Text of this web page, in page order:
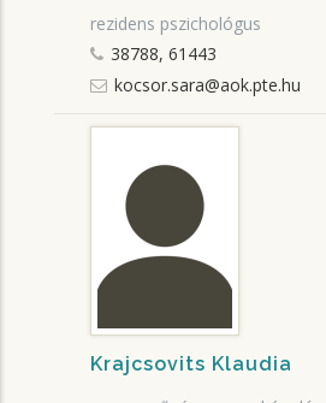
rezidens pszichológus
38788, 61443
kocsor.sara@aok.pte.hu
Krajcsovits Klaudia